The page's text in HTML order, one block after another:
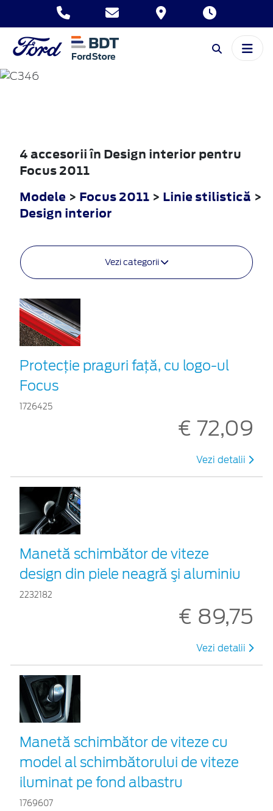
FOCUS
4 accesorii în Design interior pentru
Focus 2011
Modele > Focus 2011 > Linie stilistică >
Design interior
Vezi categorii
Protecţie praguri faţă, cu logo-ul
Focus
1726425
€ 72,09
Vezi detalii
Manetă schimbător de viteze
design din piele neagră şi aluminiu
2232182
€ 89,75
Vezi detalii
Manetă schimbător de viteze cu
model al schimbătorului de viteze
iluminat pe fond albastru
1769607